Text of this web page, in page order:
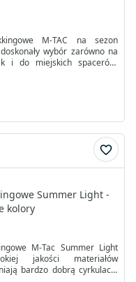
M-TAC na sezon
wybór zarówno na
i do miejskich spacerów.
Długie sznurowanie
do stopy, a solidne,
zapobiegają ślizganiu
Summer Light -
kolory
M-Tac Summer Light
jakości materiałów
bardzo dobrą cyrkulację